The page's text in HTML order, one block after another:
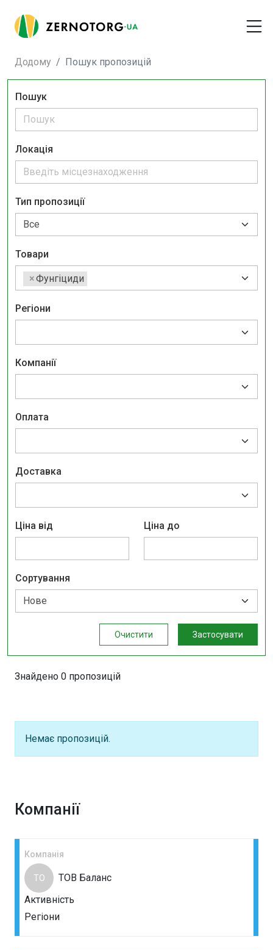
Додому Пошук пропозицій
Пошук
Локація
Тип пропозиції
Товари
×Фунгіциди
Регіони
Компанії
Оплата
Доставка
Ціна від Ціна до
Сортування
Очистити Застосувати
Знайдено 0 пропозицій
Немає пропозицій.
Компанії
Компанія
ТО
ТОВ Баланс
Активність
Регіони